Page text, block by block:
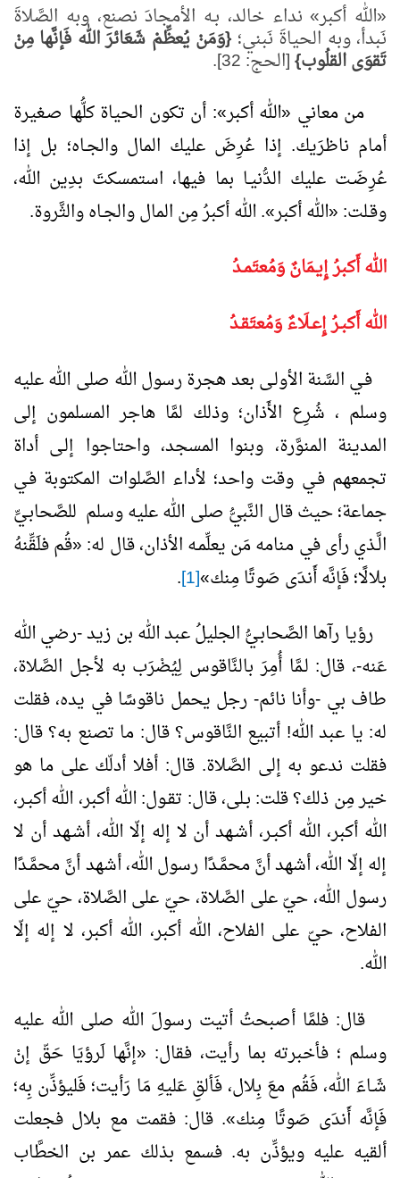
«الله أكبر» نداء خالد، بـه الأمجادَ نصنع، وبه الصَّلاةَ
نَبدأ، وبه الحياةَ نَبني؛ {وَمَنْ يُعظِّمْ شَعَائرَ الله فَإنَّها مِنْ
تَقوَى القلُوب}[الحج: 32].
من معاني «الله أكبر»: أن تكون الحياة كلُّها صـغيرة
أمام ناظرَيك. إذا عُرِضَ عليك المال والجـاه؛ بل إذا
عُرِضَـت عليك الدُّنيـا بما فيها، استمسكتَ بدِين الله،
وقـلت: «الله أكبر». الله أكبرُ مِن المال والجـاه والثَّروة.
الله أَكبرُ إِيـمَانٌ وَمُعتَمـدُ
الله أَكبـرُ إِعـلَاءٌ وَمُعتَقـدُ
فـي السَّنة الأولـى بعد هجرة رسول الله صلى الله عليه
وسلم ، شُرِع الأَذان؛ وذلك لمَّا هاجر المسلمون إلى
المدينة المنوَّرة، وبنوا المسجد، واحتاجوا إلـى أداة
تجمعهم فـي وقت واحد؛ لأداء الصَّلوات المكتوبة فـي
جماعة؛ حيث قال النَّبيُّ صلى الله عليه وسلم للصَّحابـيِّ
الَّـذي رأى في منامه مَن يعلِّمـه الأذان، قال له: «قُم فلَقِّنهُ
بلالًا؛ فَإنَّه أَندَى صَوتًا مِنك»[1]
.
رؤيا رآها الصَّحابـيُّ الجليلُ عبد الله بن زيد -رضي الله
عَنه-، قال: لـمَّا أُمِرَ بالنَّاقوس لِيُضْرَب به لأجل الصَّلاة،
طاف بي -وأنا نائم- رجل يحمل ناقوسًا في يده، فقلت
له: يا عبد الله! أتبيع النَّاقوس؟ قال: ما تصنع به؟ قال:
فقلت ندعو به إلى الصَّلاة. قال: أفلا أدلّك على ما هو
خير مِن ذلك؟ قلت: بـلى، قال: تقـول: الله أكبر، الله أكبـر،
الله أكبر، الله أكبـر، أشـهد أن لا إله إلّا الله، أشـهد أن لا
إله إلّا الله، أشهد أنَّ محمَّـدًا رسول الله، أشهد أنَّ محمَّـدًا
رسول الله، حيّ على الصَّلاة، حيّ على الصَّلاة، حيّ على
الفلاح، حيّ على الفلاح، الله أكبر، الله أكبر، لا إله إلّا
الله.
قال: فلمَّا أصبحتُ أتيت رسولَ الله صلى الله عليه
وسلم ؛ فأخبرته بما رأيت، فقال: «إنَّها لَرؤيَا حَقّ إنْ
شَـاءَ الله، فَقُم معَ بِلال، فَألقِ عَليهِ مَا رَأيت؛ فَليؤذِّن بِه؛
فَإنَّه أَندَى صَوتًا مِنك». قال: فقمت مع بلال فجعلت
ألقيه عليه ويؤذِّن به. فسمع بذلك عمر بن الخطَّاب